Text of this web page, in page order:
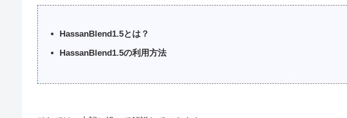
HassanBlend1.5とは？
HassanBlend1.5の利用方法